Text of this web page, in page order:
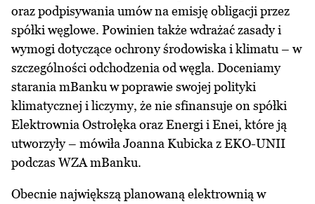
oraz podpisywania umów na emisję obligacji przez
spółki węglowe. Powinien także wdrażać zasady i
wymogi dotyczące ochrony środowiska i klimatu – w
szczególności odchodzenia od węgla. Doceniamy
starania mBanku w poprawie swojej polityki
klimatycznej i liczymy, że nie sfinansuje on spółki
Elektrownia Ostrołęka oraz Energi i Enei, które ją
utworzyły – mówiła Joanna Kubicka z EKO-UNII
podczas WZA mBanku.
Obecnie największą planowaną elektrownią w